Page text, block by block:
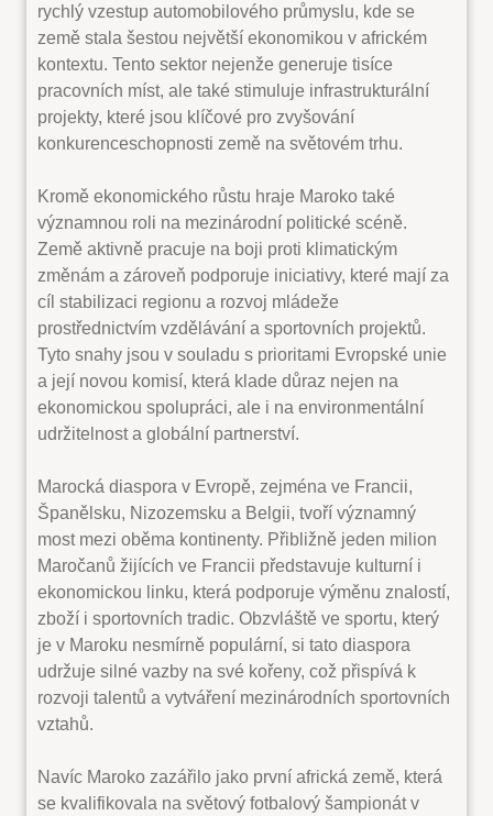
rychlý vzestup automobilového průmyslu, kde se
země stala šestou největší ekonomikou v africkém
kontextu. Tento sektor nejenže generuje tisíce
pracovních míst, ale také stimuluje infrastrukturální
projekty, které jsou klíčové pro zvyšování
konkurenceschopnosti země na světovém trhu.
Kromě ekonomického růstu hraje Maroko také
významnou roli na mezinárodní politické scéně.
Země aktivně pracuje na boji proti klimatickým
změnám a zároveň podporuje iniciativy, které mají za
cíl stabilizaci regionu a rozvoj mládeže
prostřednictvím vzdělávání a sportovních projektů.
Tyto snahy jsou v souladu s prioritami Evropské unie
a její novou komisí, která klade důraz nejen na
ekonomickou spolupráci, ale i na environmentální
udržitelnost a globální partnerství.
Marocká diaspora v Evropě, zejména ve Francii,
Španělsku, Nizozemsku a Belgii, tvoří významný
most mezi oběma kontinenty. Přibližně jeden milion
Maročanů žijících ve Francii představuje kulturní i
ekonomickou linku, která podporuje výměnu znalostí,
zboží i sportovních tradic. Obzvláště ve sportu, který
je v Maroku nesmírně populární, si tato diaspora
udržuje silné vazby na své kořeny, což přispívá k
rozvoji talentů a vytváření mezinárodních sportovních
vztahů.
Navíc Maroko zazářilo jako první africká země, která
se kvalifikovala na světový fotbalový šampionát v